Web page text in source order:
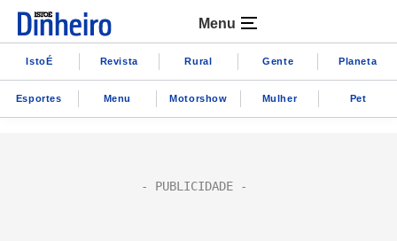
Menu
IstoÉ Revista Rural Gente Planeta
Esportes Menu Motorshow Mulher Pet